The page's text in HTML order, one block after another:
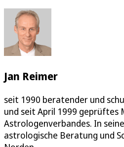
Jan Reimer
seit 1990 beratender und
und seit April 1999 geprüftes
Astrologenverbandes. In
astrologische Beratung und